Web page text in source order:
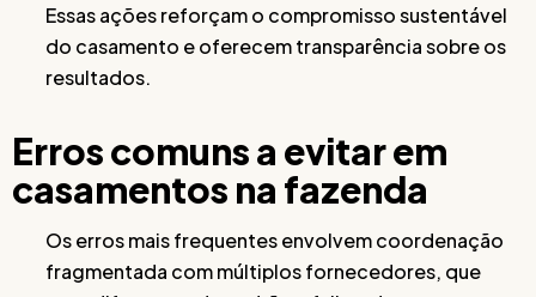
Essas ações reforçam o compromisso sustentável
do casamento e oferecem transparência sobre os
resultados.
Erros comuns a evitar em
casamentos na fazenda
Os erros mais frequentes envolvem coordenação
fragmentada com múltiplos fornecedores, que